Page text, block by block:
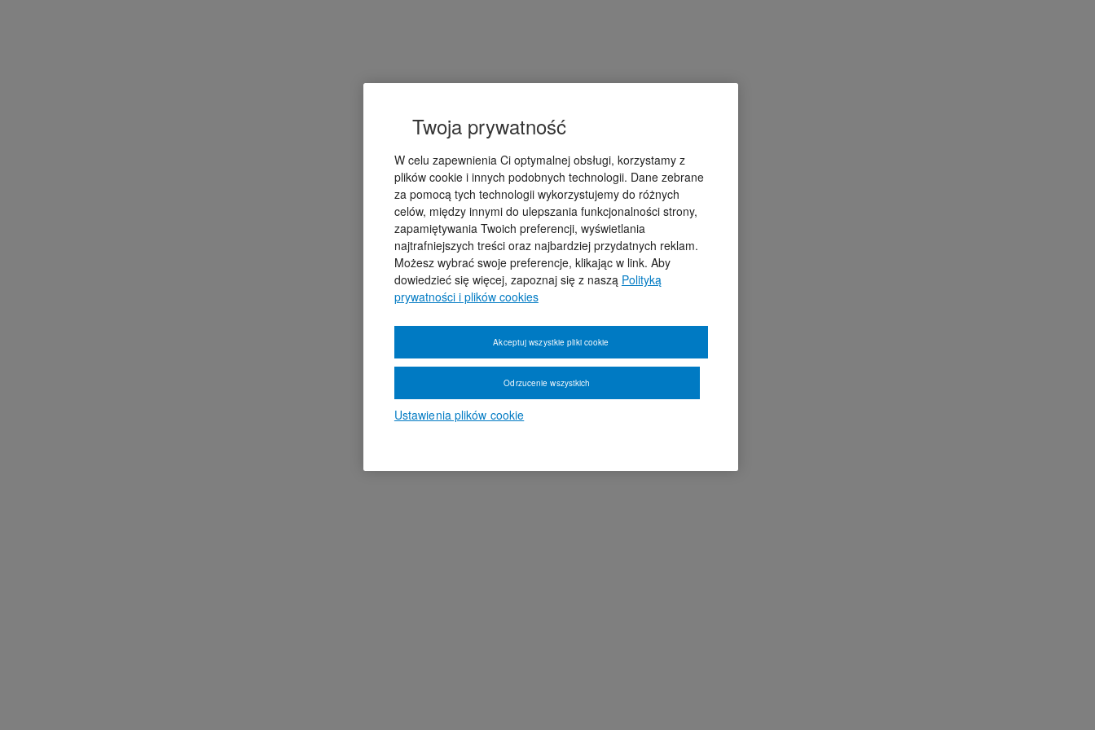
Twoja prywatność
W celu zapewnienia Ci optymalnej obsługi, korzystamy z
plików cookie i innych podobnych technologii. Dane zebrane
za pomocą tych technologii wykorzystujemy do różnych
celów, między innymi do ulepszania funkcjonalności strony,
zapamiętywania Twoich preferencji, wyświetlania
najtrafniejszych treści oraz najbardziej przydatnych reklam.
Możesz wybrać swoje preferencje, klikając w link. Aby
dowiedzieć się więcej, zapoznaj się z naszą Polityką
prywatności i plików cookies
Ustawienia plików cookie
Odrzucenie wszystkich
Akceptuj wszystkie pliki cookie